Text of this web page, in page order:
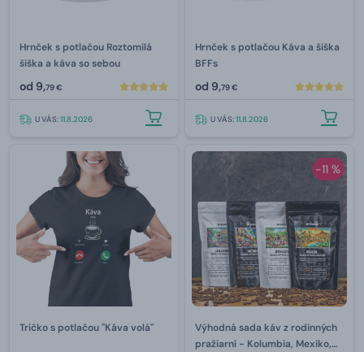
Hrnček s potlačou Roztomilá
šiška a káva so sebou
od 9,79 €
U VÁS:11.8.2026
Hrnček s potlačou Káva a šiška
BFFs
od 9,79 €
U VÁS:11.8.2026
Tričko s potlačou "Káva volá"
-11 %
Výhodná sada káv z rodinných
pražiarní - Kolumbia, Mexiko,